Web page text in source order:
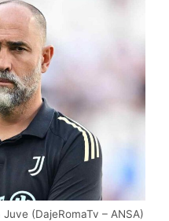
(DajeRomaTv – ANSA)